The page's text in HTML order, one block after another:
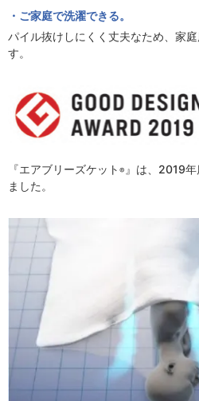
ご家庭で洗濯できる。
パイル抜けしにくく丈夫なため、家
す。
『エアブリーズケット ® 』は、2019
ました。